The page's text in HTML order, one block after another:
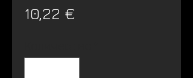
10,22 €